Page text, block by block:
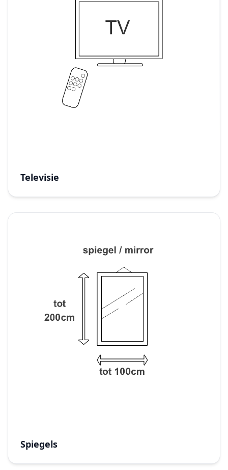
Televisie
Spiegels